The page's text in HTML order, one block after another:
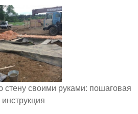
стену своими руками: пошаговая
инструкция